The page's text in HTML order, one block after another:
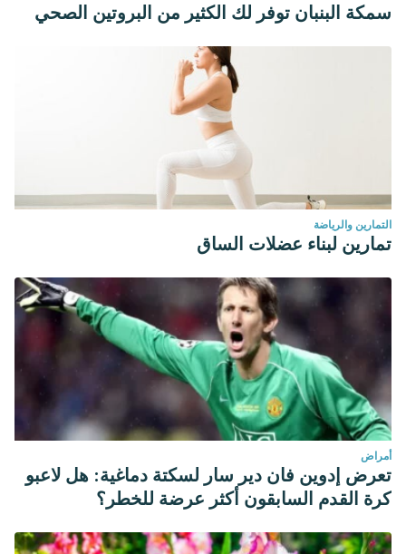
سمكة البنبان توفر لك الكثير من البروتين الصحي
التمارين والرياضة
تمارين لبناء عضلات الساق
أمراض
تعرض إدوين فان دير سار لسكتة دماغية: هل لاعبو
كرة القدم السابقون أكثر عرضة للخطر؟